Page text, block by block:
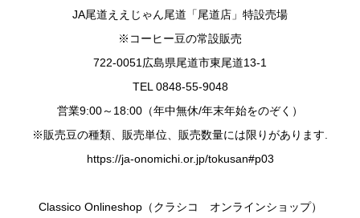
JA尾道ええじゃん尾道「尾道店」特設売場
※コーヒー豆の常設販売
722-0051広島県尾道市東尾道13-1
TEL 0848-55-9048
営業9:00～18:00（年中無休/年末年始をのぞく）
※販売豆の種類、販売単位、販売数量には限りがあります.
https://ja-onomichi.or.jp/tokusan#p03
Classico Onlineshop（クラシコ オンラインショップ）